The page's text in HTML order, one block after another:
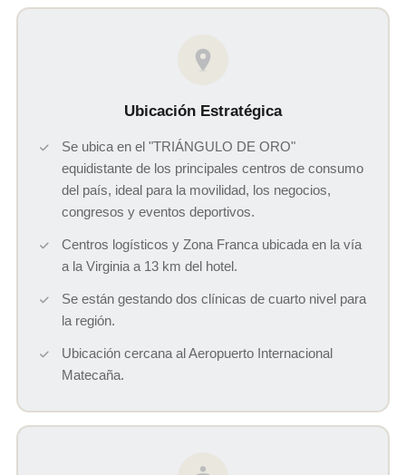
Ubicación Estratégica
Se ubica en el "TRIÁNGULO DE ORO"
equidistante de los principales centros de consumo
del país, ideal para la movilidad, los negocios,
congresos y eventos deportivos.
Centros logísticos y Zona Franca ubicada en la vía
a la Virginia a 13 km del hotel.
Se están gestando dos clínicas de cuarto nivel para
la región.
Ubicación cercana al Aeropuerto Internacional
Matecaña.